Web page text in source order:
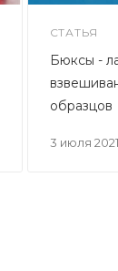
СТАТЬЯ
3 июля 2021
Бюксы -
образцов